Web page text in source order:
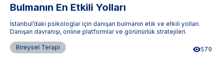
Bulmanın En Etkili Yolları
İstanbul’daki psikologlar için danışan bulmanın etik ve etkili yolları.
Danışan davranışı, online platformlar ve görünürlük stratejileri.
Bireysel Terapi 579